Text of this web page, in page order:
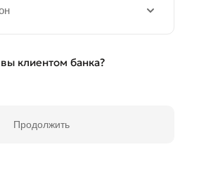
клиентом банка?
Продолжить